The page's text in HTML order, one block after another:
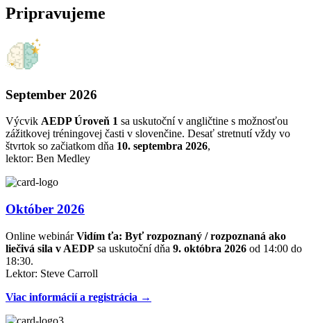
Pripravujeme
September 2026
Výcvik AEDP Úroveň 1 sa uskutoční v angličtine s možnosťou
zážitkovej tréningovej časti v slovenčine. Desať stretnutí vždy vo
štvrtok so začiatkom dňa 10. septembra 2026,
lektor: Ben Medley
Október 2026
Online webinárVidím ťa: Byť rozpoznaný / rozpoznaná ako
liečivá sila v AEDP sa uskutoční dňa 9. októbra 2026 od 14:00 do
18:30.
Lektor: Steve Carroll
Viac informácií a registrácia →